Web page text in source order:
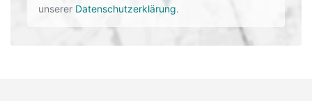
unserer Datenschutzerklärung.